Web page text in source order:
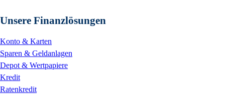
Unsere Finanzlösungen
Konto & Karten
Sparen & Geldanlagen
Depot & Wertpapiere
Kredit
Ratenkredit